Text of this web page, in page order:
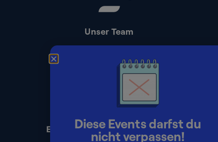
Unser Team
Presse
Impressum
Datenschutz
Erklärung zur Barrierefreiheit
Diese Events darfst du
nicht verpassen!